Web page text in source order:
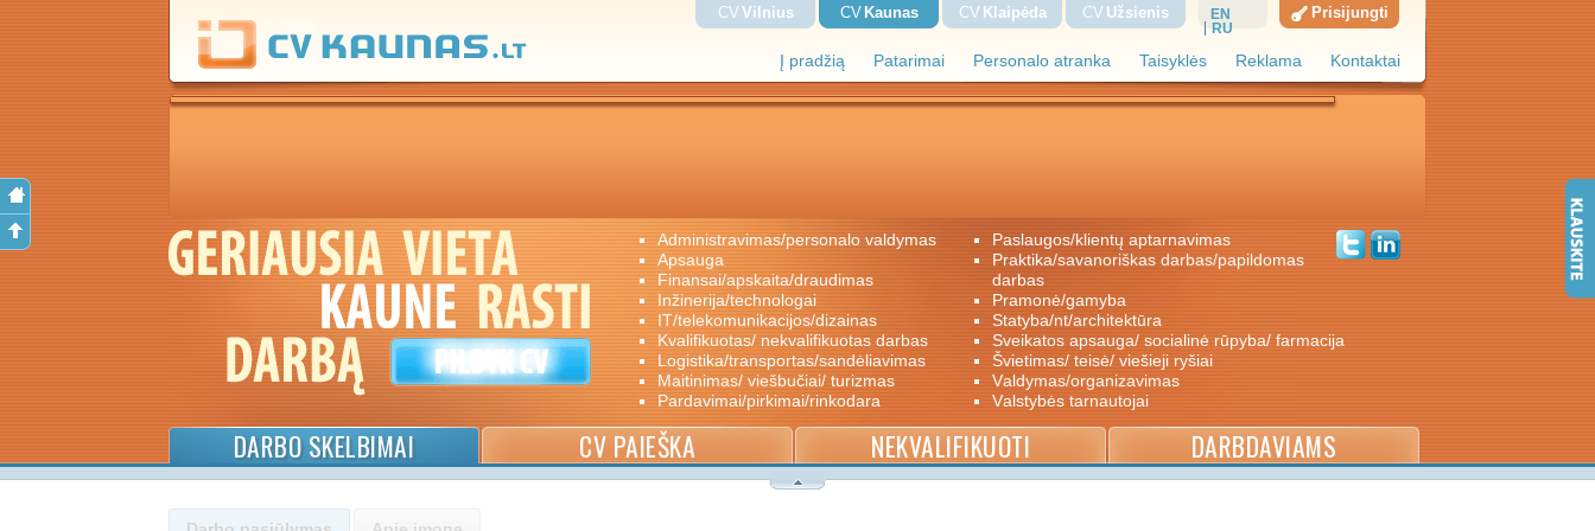
Į pradžią Patarimai Personalo atranka Taisyklės Reklama Kontaktai
CV Vilnius CV Kaunas CV Klaipėda CV Užsienis
EN
RU
Prisijungti
administravimas/personalo valdymas
apsauga
finansai/apskaita/draudimas
inžinerija/technologai
IT/telekomunikacijos/dizainas
kvalifikuotas/ nekvalifikuotas darbas
logistika/transportas/sandėliavimas
maitinimas/ viešbučiai/ turizmas
pardavimai/pirkimai/rinkodara
paslaugos/klientų aptarnavimas
praktika/savanoriškas darbas/papildomas
darbas
pramonė/gamyba
statyba/nt/architektūra
sveikatos apsauga/ socialinė rūpyba/ farmacija
švietimas/ teisė/ viešieji ryšiai
valdymas/organizavimas
valstybės tarnautojai
DARBO SKELBIMAI CV PAIEŠKA NEKVALIFIKUOTI DARBDAVIAMS